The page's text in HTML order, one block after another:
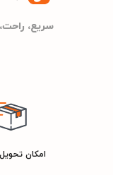
مشخصات کلی
سریع،
امکان